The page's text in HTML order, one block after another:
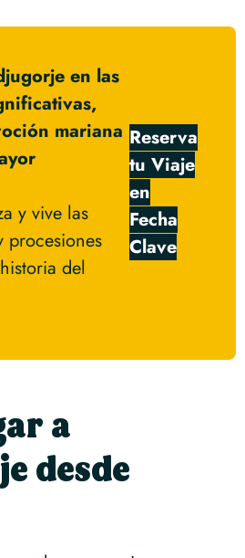
en las
mariana
y vive las
procesiones
del
Reserva
tu Viaje
en
Fecha
Clave
a
desde